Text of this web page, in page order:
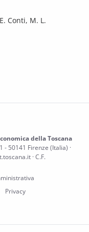
Conti, M. L.
della Toscana
- 50141 Firenze (Italia) ·
· C.F.
Privacy